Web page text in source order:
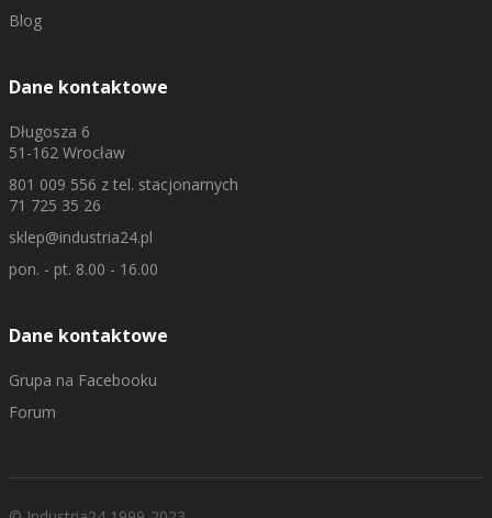
Blog
Dane kontaktowe
Długosza 6
51-162 Wrocław
801 009 556 z tel. stacjonarnych
71 725 35 26
sklep@industria24.pl
pon. - pt. 8.00 - 16.00
Dane kontaktowe
Grupa na Facebooku
Forum